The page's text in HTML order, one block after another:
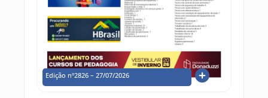
Edição nº2826 – 27/07/2026